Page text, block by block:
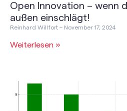
Open Innovation – wenn
außen einschlägt!
Reinhard Willfort November 17, 2024
Weiterlesen »